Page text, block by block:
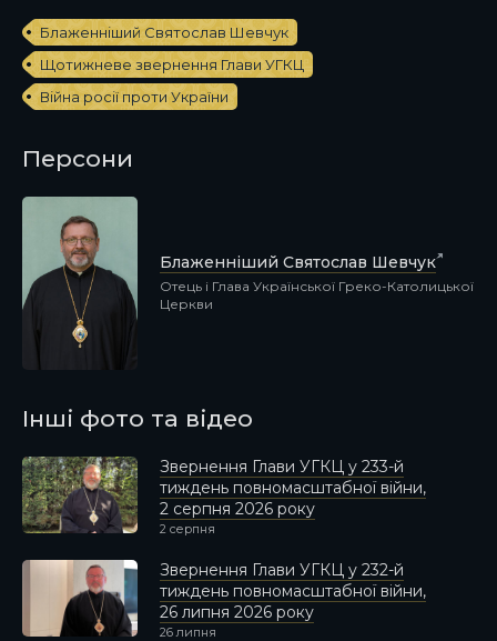
Блаженніший Святослав Шевчук
Щотижневе звернення Глави УГКЦ
Війна росії проти України
Персони
Блаженніший Святослав Шевчук
Отець і Глава Української Греко-Католицької
Церкви
Інші фото та відео
Звернення Глави УГКЦ у 233-й
тиждень повномасштабної війни,
2 серпня 2026 року
2 серпня
Звернення Глави УГКЦ у 232-й
тиждень повномасштабної війни,
26 липня 2026 року
26 липня